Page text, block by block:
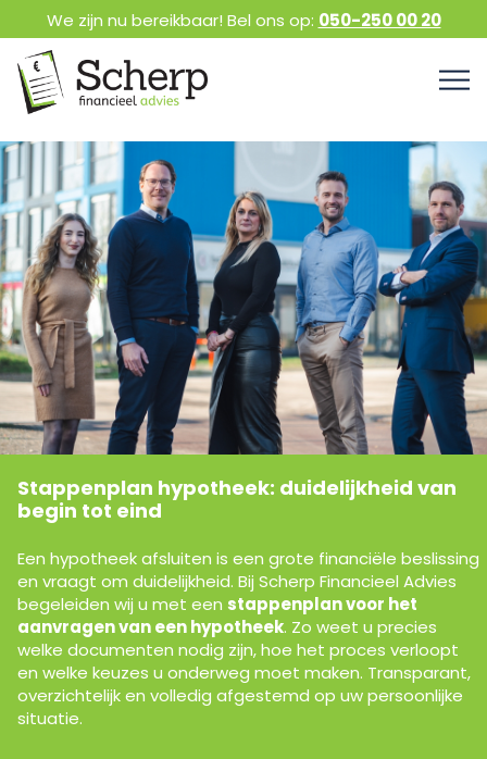
We zijn nu bereikbaar! Bel ons op: 050-250 00 20
Stappenplan hypotheek: duidelijkheid van
begin tot eind
Een hypotheek afsluiten is een grote financiële beslissing
en vraagt om duidelijkheid. Bij Scherp Financieel Advies
begeleiden wij u met een stappenplan voor het
aanvragen van een hypotheek. Zo weet u precies
welke documenten nodig zijn, hoe het proces verloopt
en welke keuzes u onderweg moet maken. Transparant,
overzichtelijk en volledig afgestemd op uw persoonlijke
situatie.